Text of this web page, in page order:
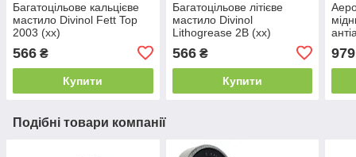
Багатоцільове кальцієве
мастило Divinol Fett Top
2003 (xx)
566 ₴
Купити
Багатоцільове літієве
мастило Divinol
Lithogrease 2B (xx)
566₴
Купити
979
Подібні товари компанії